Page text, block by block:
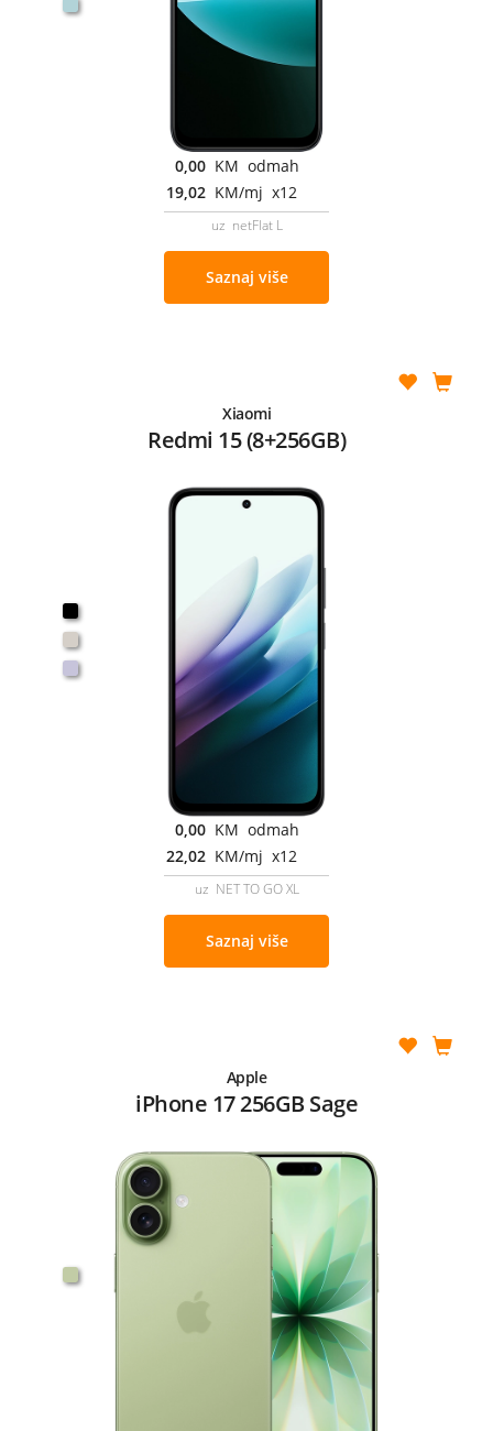
0,00 KM odmah
19,02 KM/mj x12
uz netFlat L
Saznaj više
Xiaomi
Redmi 15 (8+256GB)
0,00 KM odmah
22,02 KM/mj x12
uz NET TO GO XL
Saznaj više
Apple
iPhone 17 256GB Sage